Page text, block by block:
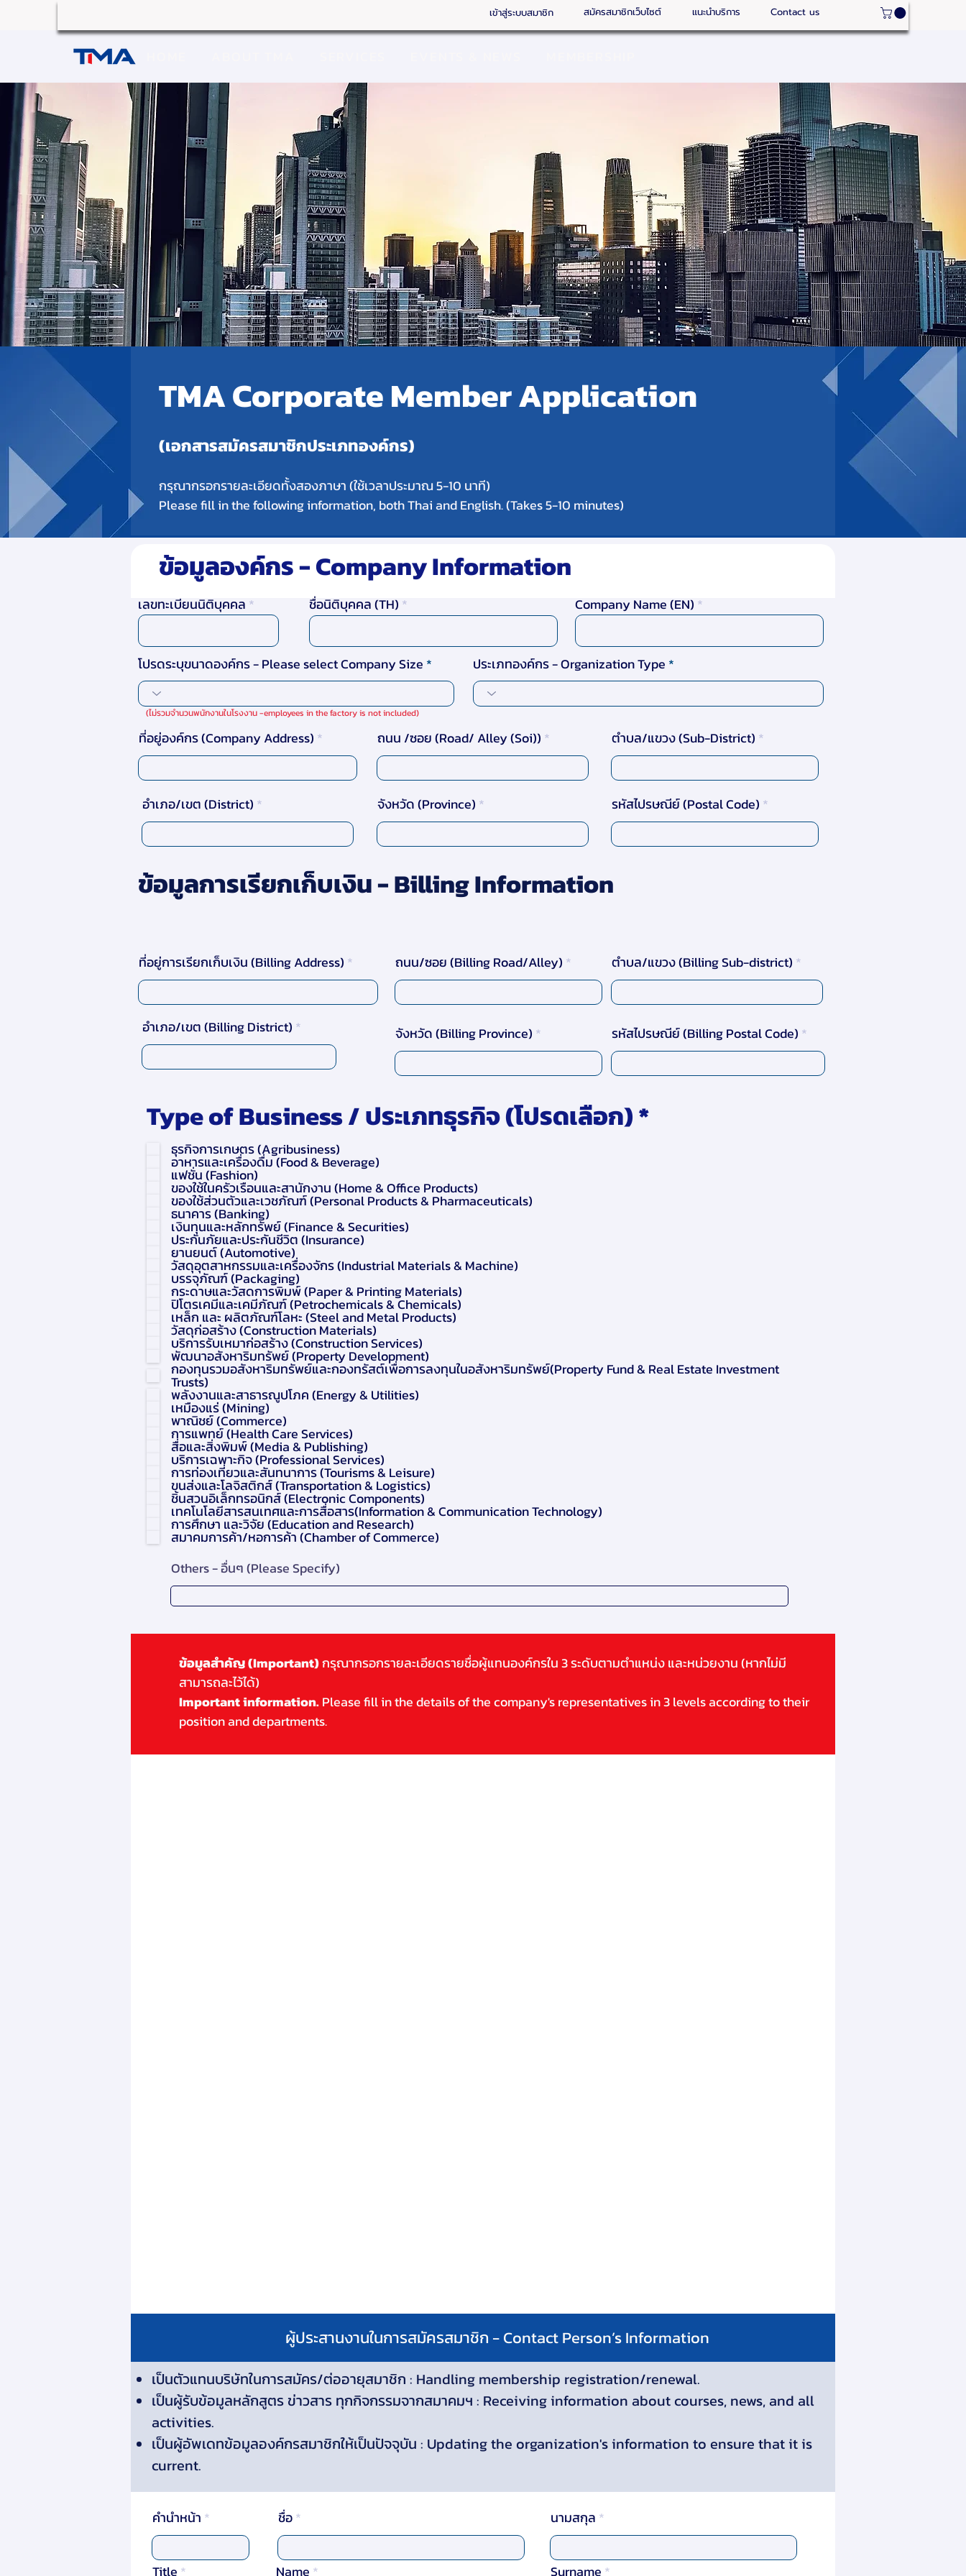
เข้าสู่ระบบสมาชิก สมัครสมาชิกเว็บไซต์ แนะนำบริการ Contact us
TMA Corporate Member Application
(เอกสารสมัครสมาชิกประเภทองค์กร)
กรุณากรอกรายละเอียดทั้งสองภาษา (ใช้เวลาประมาณ 5-10 นาที)
Please fill in the following information, both Thai and English. (Takes 5-10 minutes)
ข้อมูลองค์กร - Company Information
เลขทะเบียนนิติบุคคล ชื่อนิติบุคคล (TH) Company Name (EN)
โปรดระบุขนาดองค์กร - Please select Company Size ประเภทองค์กร - Organization Type
(ไม่รวมจำนวนพนักงานในโรงงาน -employees in the factory is not included)
ที่อยู่องค์กร (Company Address)
อำเภอ/เขต (District)
ถนน /ซอย (Road/ Alley (Soi))
จังหวัด (Province)
ตำบล/แขวง (Sub-District)
รหัสไปรษณีย์ (Postal Code)
ข้อมูลการเรียกเก็บเงิน - Billing Information
ที่อยู่การเรียกเก็บเงิน (Billing Address)
อำเภอ/เขต (Billing District)
ถนน/ซอย (Billing Road/Alley) ตำบล/แขวง (Billing Sub-district)
จังหวัด (Billing Province) รหัสไปรษณีย์ (Billing Postal Code)
Type of Business / ประเภทธุรกิจ (โปรดเลือก)*
ธุรกิจการเกษตร (Agribusiness)
อาหารและเครื่องดื่ม (Food & Beverage)
แฟชั่น (Fashion)
ของใช้ในครัวเรือนและสานักงาน (Home & Office Products)
ของใช้ส่วนตัวและเวชภัณฑ์ (Personal Products & Pharmaceuticals)
ธนาคาร (Banking)
เงินทุนและหลักทรัพย์ (Finance & Securities)
ประกันภัยและประกันชีวิต (Insurance)
ยานยนต์ (Automotive)
วัสดุอุตสาหกรรมและเครื่องจักร (Industrial Materials & Machine)
บรรจุภัณฑ์ (Packaging)
กระดาษและวัสดการพิมพ์ (Paper & Printing Materials)
ปิโตรเคมีและเคมีภัณฑ์ (Petrochemicals & Chemicals)
เหล็ก และ ผลิตภัณฑ์โลหะ (Steel and Metal Products)
วัสดุก่อสร้าง (Construction Materials)
บริการรับเหมาก่อสร้าง (Construction Services)
พัฒนาอสังหาริมทรัพย์ (Property Development)
กองทุนรวมอสังหาริมทรัพย์และกองทรัสต์เพื่อการลงทุนในอสังหาริมทรัพย์(Property Fund & Real Estate Investment
Trusts)
พลังงานและสาธารณูปโภค (Energy & Utilities)
เหมืองแร่ (Mining)
พาณิชย์ (Commerce)
การแพทย์ (Health Care Services)
สื่อและสิ่งพิมพ์ (Media & Publishing)
บริการเฉพาะกิจ (Professional Services)
การท่องเที่ยวและสันทนาการ (Tourisms & Leisure)
ขนส่งและโลจิสติกส์ (Transportation & Logistics)
ชิ้นสวนอิเล็กทรอนิกส์ (Electronic Components)
เทคโนโลยีสารสนเทศและการสื่อสาร(Information & Communication Technology)
การศึกษา และวิจัย (Education and Research)
สมาคมการค้า/หอการค้า (Chamber of Commerce)
Others - อื่นๆ (Please Specify)
ข้อมูลสำคัญ (Important)กรุณากรอกรายละเอียดรายชื่อผู้แทนองค์กรใน 3 ระดับตามตำแหน่ง และหน่วยงาน (หากไม่มี
สามารถละไว้ได้)
Important information.Please fill in the details of the company's representatives in 3 levels according to their
position and departments.
คำนำหน้า
Title
ชื่อ
Name
นามสกุล
Surname
ผู้ประสานงานในการสมัครสมาชิก - Contact Person’s Information
เป็นตัวแทนบริษัทในการสมัคร/ต่ออายุสมาชิก : Handling membership registration/renewal.
เป็นผู้รับข้อมูลหลักสูตร ข่าวสาร ทุกกิจกรรมจากสมาคมฯ : Receiving information about courses, news, and all
activities.
เป็นผู้อัพเดทข้อมูลองค์กรสมาชิกให้เป็นปัจจุบัน : Updating the organization's information to ensure that it is
current.